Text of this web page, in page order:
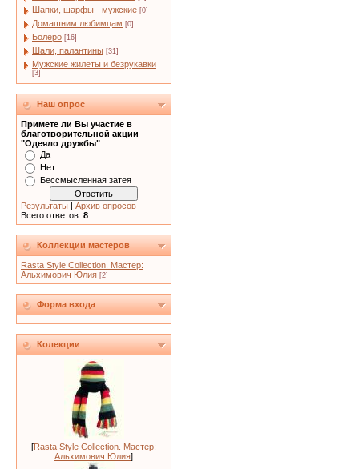
Шапки, шарфы - мужские [0]
Домашним любимцам [0]
Болеро [16]
Шали, палантины [31]
Мужские жилеты и безрукавки
[3]
Наш опрос
Примете ли Вы участие в
благотворительной акции
"Одеяло дружбы"
Да
Нет
Бессмысленная затея
Результаты | Архив опросов
Всего ответов: 8
Коллекции мастеров
Rasta Style Collection. Мастер:
Альхимович Юлия [2]
Форма входа
Колекции
[Rasta Style Collection. Мастер:
Альхимович Юлия]